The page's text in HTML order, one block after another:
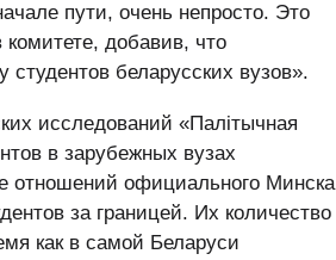
пути, очень непросто. Это
добавив, что
беларусских вузов».
исследований «Палітычная
в зарубежных вузах
отношений официального Минска
за границей. Их количество
как в самой Беларуси